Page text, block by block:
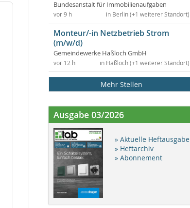
Bundesanstalt für Immobilienaufgaben
in Berlin (+1 weiterer Standort)
vor 9 h
Monteur/-in Netzbetrieb Strom
(m/w/d)
Gemeindewerke Haßloch GmbH
in Haßloch (+1 weiterer Standort)
vor 12 h
Mehr Stellen
Ausgabe 03/2026
» Aktuelle Heftausgabe
» Heftarchiv
» Abonnement